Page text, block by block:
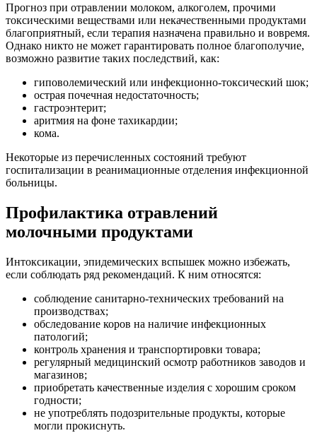
Прогноз при отравлении молоком, алкоголем, прочими
токсическими веществами или некачественными продуктами
благоприятный, если терапия назначена правильно и вовремя.
Однако никто не может гарантировать полное благополучие,
возможно развитие таких последствий, как:
гиповолемический или инфекционно-токсический шок;
острая почечная недостаточность;
гастроэнтерит;
аритмия на фоне тахикардии;
кома.
Некоторые из перечисленных состояний требуют
госпитализации в реанимационные отделения инфекционной
больницы.
Профилактика отравлений
молочными продуктами
Интоксикации, эпидемических вспышек можно избежать,
если соблюдать ряд рекомендаций. К ним относятся:
соблюдение санитарно-технических требований на
производствах;
обследование коров на наличие инфекционных
патологий;
контроль хранения и транспортировки товара;
регулярный медицинский осмотр работников заводов и
магазинов;
приобретать качественные изделия с хорошим сроком
годности;
не употреблять подозрительные продукты, которые
могли прокиснуть.